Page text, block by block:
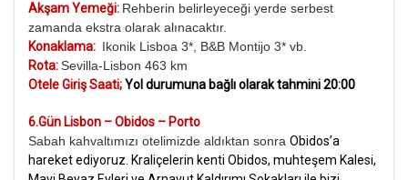
Akşam Yemeği: Rehberin belirleyeceği yerde serbest
zamanda ekstra olarak alınacaktır.
Konaklama: Ikonik Lisboa 3*, B&B Montijo 3* vb.
Rota:Sevilla-Lisbon 463 km
Otele Giriş Saati;Yol durumuna bağlı olarak tahmini 20:00
6.Gün Lisbon – Obidos – Porto
Sabah kahvaltımızı otelimizde aldıktan sonra Obidos’a
hareket ediyoruz. Kraliçelerin kenti Obidos, muhteşem Kalesi,